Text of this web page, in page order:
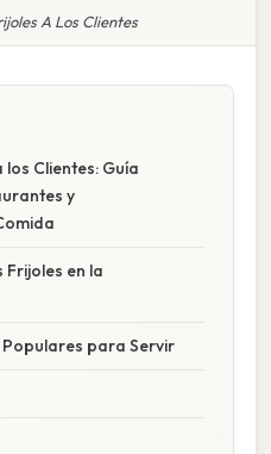
A Los Clientes
Clientes: Guía
y
en la
para Servir